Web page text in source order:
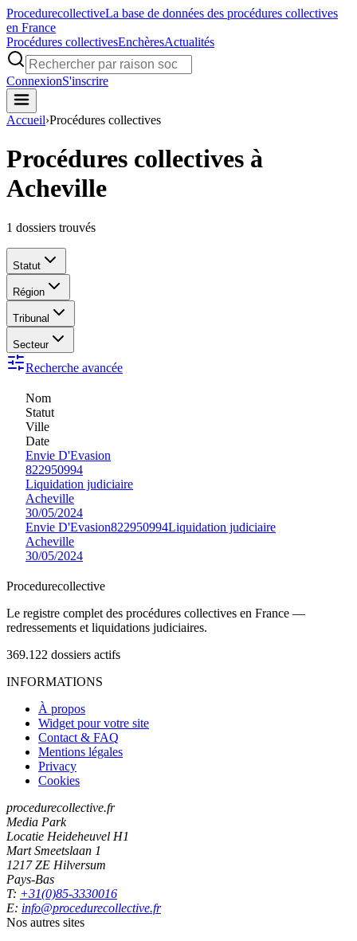
ProcedurecollectiveLa base de données des procédures collectives
en France
Procédures collectivesEnchèresActualités
ConnexionS'inscrire
Accueil›Procédures collectives
Procédures collectives à
Acheville
1 dossiers trouvés
Statut
Région
Tribunal
Secteur
Recherche avancée
Nom
Statut
Ville
Date
Envie D'Evasion
822950994
Liquidation judiciaire
Acheville
30/05/2024
Envie D'Evasion822950994Liquidation judiciaire
Acheville
30/05/2024
Procedurecollective
Le registre complet des procédures collectives en France —
redressements et liquidations judiciaires.
369.122 dossiers actifs
INFORMATIONS
À propos
Widget pour votre site
Contact & FAQ
Mentions légales
Privacy
Cookies
procedurecollective.fr
Media Park
Locatie Heideheuvel H1
Mart Smeetslaan 1
1217 ZE Hilversum
Pays-Bas
T: +31(0)85-3330016
E: info@procedurecollective.fr
Nos autres sites